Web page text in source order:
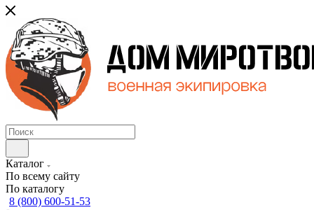
Каталог
По всему сайту
По каталогу
8 (800) 600-51-53